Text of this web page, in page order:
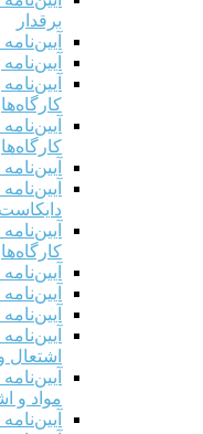
برقدار
کارگاه‌ها
کارگاه‌ها
دایکاست
کارگاه‌ها
اشتعال
مواد و